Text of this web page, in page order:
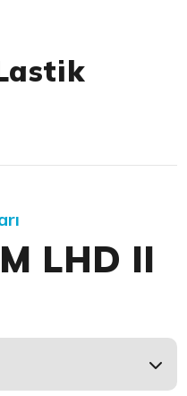
LHD II